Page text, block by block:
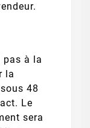
pas à la
la
48
Le
sera